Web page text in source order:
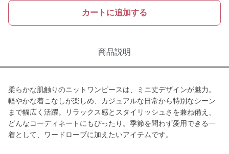
カートに追加する
商品説明
柔らかな肌触りのニットワンピースは、ミニ丈デザインが魅力。
軽やかな着こなしが楽しめ、カジュアルな日常から特別なシーン
まで幅広く活躍。リラックス感とスタイリッシュさを兼ね備え、
どんなコーディネートにもぴったり。季節を問わず愛用できる一
着として、ワードローブに加えたいアイテムです。